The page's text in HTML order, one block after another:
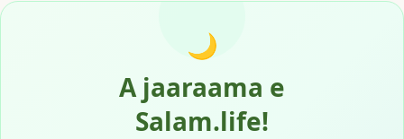
🌙
A jaaraama e
Salam.life!